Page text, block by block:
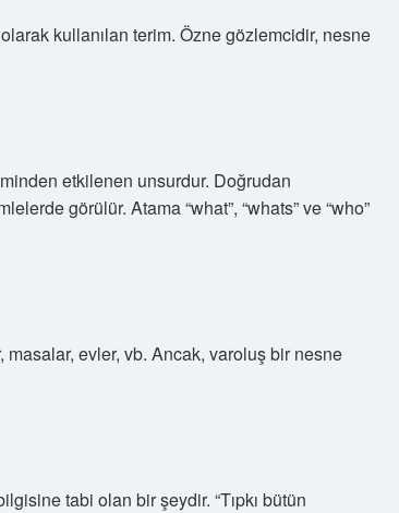
kullanılan terim. Özne gözlemcidir, nesne
etkilenen unsurdur. Doğrudan
görülür. Atama “what”, “whats” ve “who”
evler, vb. Ancak, varoluş bir nesne
tabi olan bir şeydir. “Tıpkı bütün